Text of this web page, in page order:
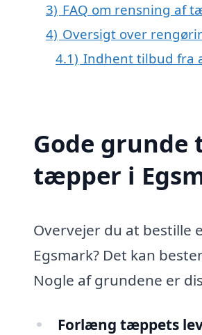
3) FAQ om rensning af
4) Oversigt over
4.1) Indhent tilbud fra
Gode grunde
tæpper i
Overvejer du at
Egsmark? Det kan
Nogle af grundene er
Forlæng tæppets